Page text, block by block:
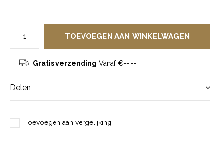
TOEVOEGEN AAN WINKELWAGEN
Gratis verzending Vanaf €--,--
Delen
Toevoegen aan vergelijking